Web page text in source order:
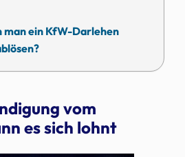
man ein KfW-Darlehen
vom
es sich lohnt